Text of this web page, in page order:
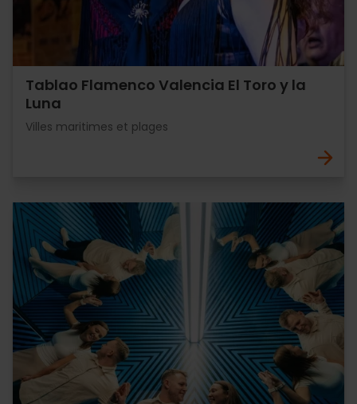
Tablao Flamenco Valencia El Toro y la
Luna
Villes maritimes et plages